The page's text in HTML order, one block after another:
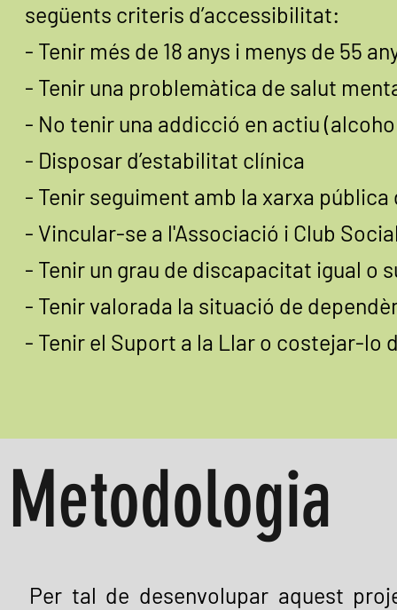
següents criteris d’accessibilitat:
- Tenir més de 18 anys i menys de 55
- Tenir una problemàtica de salut
- No tenir una addicció en actiu
- Disposar d’estabilitat clínica
- Tenir seguiment amb la xarxa
- Vincular-se a l'Associació i Club
- Tenir un grau de discapacitat igual o
- Tenir valorada la situació de
- Tenir el Suport a la Llar o costejar-lo
Metodologia
Per tal de desenvolupar aquest